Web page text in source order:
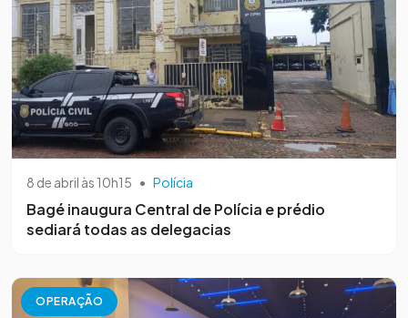
8 de abril às 10h15 • Polícia
Bagé inaugura Central de Polícia e prédio
sediará todas as delegacias
OPERAÇÃO